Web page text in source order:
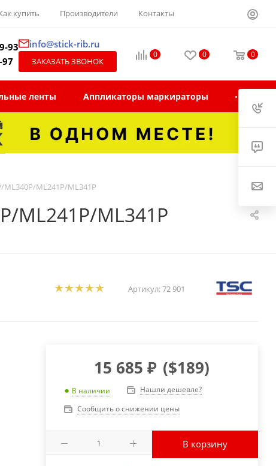
купить Производители Контакты
93
97
info@stick-rib.ru
ЗАКАЗАТЬ ЗВОНОК
0 0 0
ленты Аппликаторы маркираторы
ML340P/ML241P/ML341P
ML241P/ML341P
Артикул:72 901
15 685 ₽ ($189)
В наличии
Нашли дешевле?
Сообщить о снижении цены
В корзину